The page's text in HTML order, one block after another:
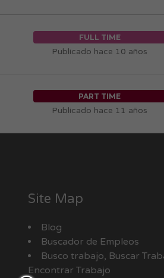
FULL TIME
Publicado hace 10 años
PART TIME
Publicado hace 11 años
Site Map
Blog
Buscador de Empleos
Busco trabajo, Buscar
Encontrar Trabajo